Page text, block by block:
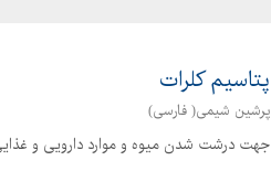
پتاسیم کلرات
پرشین شیمی( فارسی)
جهت درشت شدن میوه و موارد دارویی و